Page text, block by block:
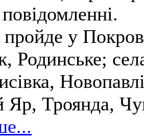
пройде у
Родинське;
Яр, Троянда,